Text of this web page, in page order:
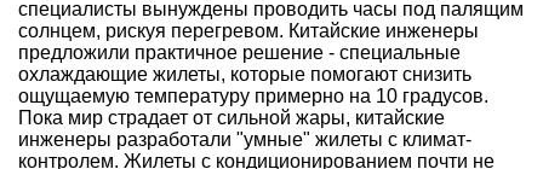
специалисты вынуждены проводить часы под палящим
солнцем, рискуя перегревом. Китайские инженеры
предложили практичное решение - специальные
охлаждающие жилеты, которые помогают снизить
ощущаемую температуру примерно на 10 градусов.
Пока мир страдает от сильной жары, китайские
инженеры разработали "умные" жилеты с климат-
контролем. Жилеты с кондиционированием почти не